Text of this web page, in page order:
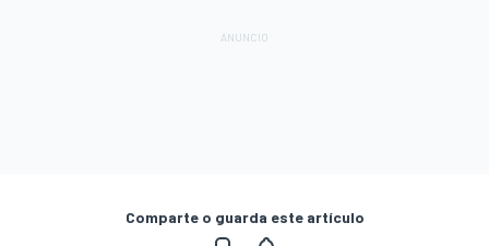
Comparte o guarda este artículo